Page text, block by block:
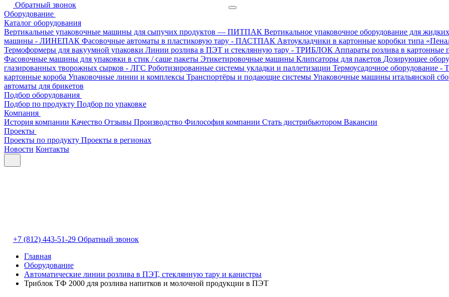
Обратный звонок
Оборудование
Каталог оборудования
Вертикальные упаковочные машины для сыпучих продуктов — ПИТПАК Вертикальное упаковочное оборудование для
машины - ЛИНЕПАК Фасовочные автоматы в пластиковую тару - ПАСТПАК Автоукладчики в картонные коробки типа
Термоформеры для вакуумной упаковки Линии розлива в ПЭТ и стеклянную тару - ТРИБЛОК Аппараты розлива в
Фасовочные машины для упаковки в стик / саше пакеты Этикетировочные машины Клипсаторы для пакетов Дозирующее
глазированных творожных сырков - ЛГС Роботизированные системы укладки и паллетизации Термоусадочное оборудование
картонные короба Упаковочные линии и комплексы Транспортёры и подающие системы Упаковочные машины итальянской
автоматы для брикетов
Подбор оборудования
Подбор по продукту Подбор по упаковке
Компания
История компании Качество Отзывы Производство Философия компании Стать дистрибьютором Вакансии
Проекты
Проекты по продукту Проекты в регионах
Новости Контакты
+7 (812) 443-51-29 Обратный звонок
Главная
Оборудование
Автоматические линии розлива в ПЭТ, стеклянную тару и канистры
Триблок ТФ 2000 для розлива напитков и молочной продукции в ПЭТ